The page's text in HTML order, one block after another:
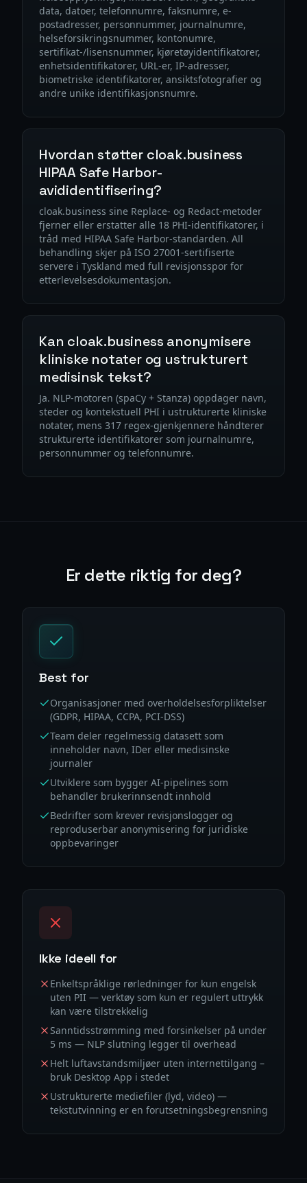
data, datoer, telefonnumre, faksnumre, e-
postadresser, personnummer, journalnumre,
helseforsikringsnummer, kontonumre,
sertifikat-/lisensnummer, kjøretøyidentifikatorer,
enhetsidentifikatorer, URL-er, IP-adresser,
biometriske identifikatorer, ansiktsfotografier og
andre unike identifikasjonsnumre.
Hvordan støtter cloak.business
HIPAA Safe Harbor-
avididentifisering?
cloak.business sine Replace- og Redact-metoder
fjerner eller erstatter alle 18 PHI-identifikatorer, i
tråd med HIPAA Safe Harbor-standarden. All
behandling skjer på ISO 27001-sertifiserte
servere i Tyskland med full revisjonsspor for
etterlevelsesdokumentasjon.
Kan cloak.business anonymisere
kliniske notater og ustrukturert
medisinsk tekst?
Ja. NLP-motoren (spaCy + Stanza) oppdager navn,
steder og kontekstuell PHI i ustrukturerte kliniske
notater, mens 317 regex-gjenkjennere håndterer
strukturerte identifikatorer som journalnumre,
personnummer og telefonnumre.
Er dette riktig for deg?
Best for
Organisasjoner med overholdelsesforpliktelser
(GDPR, HIPAA, CCPA, PCI-DSS)
Team deler regelmessig datasett som
inneholder navn, IDer eller medisinske
journaler
Utviklere som bygger AI-pipelines som
behandler brukerinnsendt innhold
Bedrifter som krever revisjonslogger og
reproduserbar anonymisering for juridiske
oppbevaringer
Ikke ideell for
Enkeltspråklige rørledninger for kun engelsk
uten PII — verktøy som kun er regulert uttrykk
kan være tilstrekkelig
Sanntidsstrømming med forsinkelser på under
5 ms — NLP slutning legger til overhead
Helt luftavstandsmiljøer uten internettilgang –
bruk Desktop App i stedet
Ustrukturerte mediefiler (lyd, video) —
tekstutvinning er en forutsetningsbegrensning